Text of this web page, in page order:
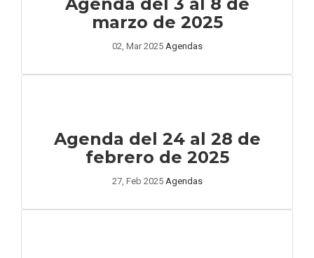
marzo de 2025
02, Mar 2025 Agendas
Agenda del 24 al 28 de
febrero de 2025
27, Feb 2025 Agendas